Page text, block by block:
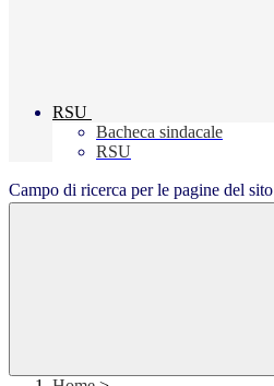
RSU
Bacheca sindacale
RSU
Campo di ricerca per le pagine del sito